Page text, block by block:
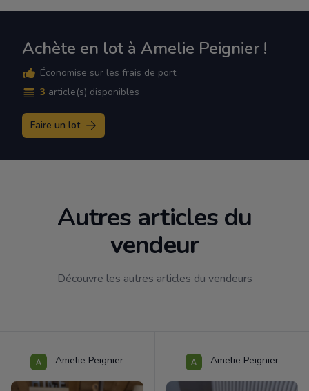
Achète en lot à Amelie Peignier !
Économise sur les frais de port
3 article(s) disponibles
Faire un lot
Autres articles du
vendeur
Découvre les autres articles du vendeurs
Amelie Peignier Amelie Peignier